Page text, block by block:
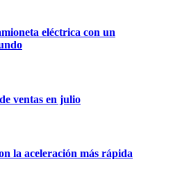
eléctrica con un
ventas en julio
la aceleración más rápida